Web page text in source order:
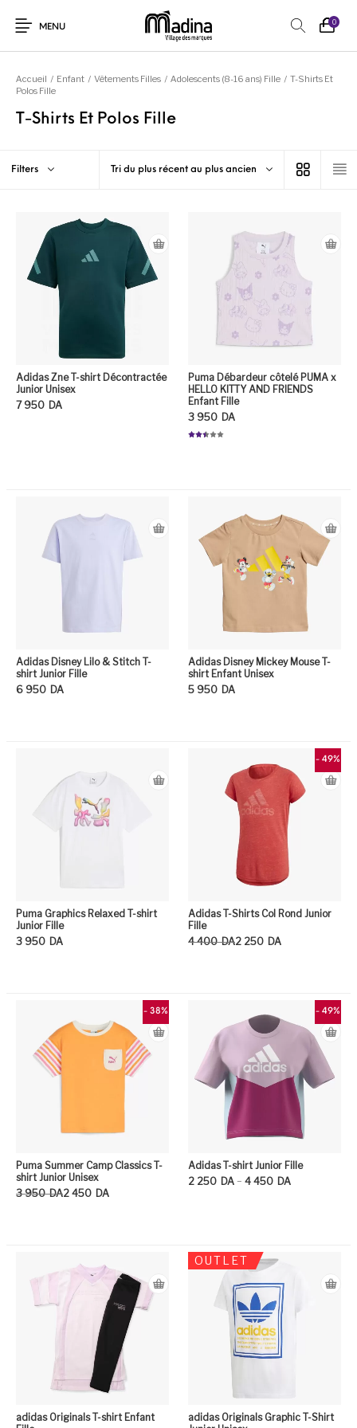
MENU
0
Accueil / Enfant / Vêtements Filles / Adolescents (8-16 ans) Fille / T-Shirts Et
Polos Fille
T-Shirts Et Polos Fille
Filters Tri du plus récent au plus ancien
Adidas Zne T-shirt Décontractée
Junior Unisex
7 950 DA
Puma Débardeur côtelé PUMA x
HELLO KITTY AND FRIENDS
Enfant Fille
3 950 DA
Adidas Disney Lilo & Stitch T-
shirt Junior Fille
6 950 DA
Adidas Disney Mickey Mouse T-
shirt Enfant Unisex
5 950 DA
Puma Graphics Relaxed T-shirt
Junior Fille
3 950 DA
- 49%
Adidas T-Shirts Col Rond Junior
Fille
4 400 DA
Le prix initial était : 4 400DA.
2 250 DA
Le prix actuel est : 2 250DA.
- 38%
Puma Summer Camp Classics T-
shirt Junior Unisex
3 950 DA
Le prix initial était : 3 950DA.
2 450 DA
Le prix actuel est : 2 450DA.
- 49%
Adidas T-shirt Junior Fille
2 250 DA – 4 450 DA
Plage de prix : 2 250DA à 4 450DA
adidas Originals T-shirt Enfant
OUTLET
adidas Originals Graphic T-Shirt